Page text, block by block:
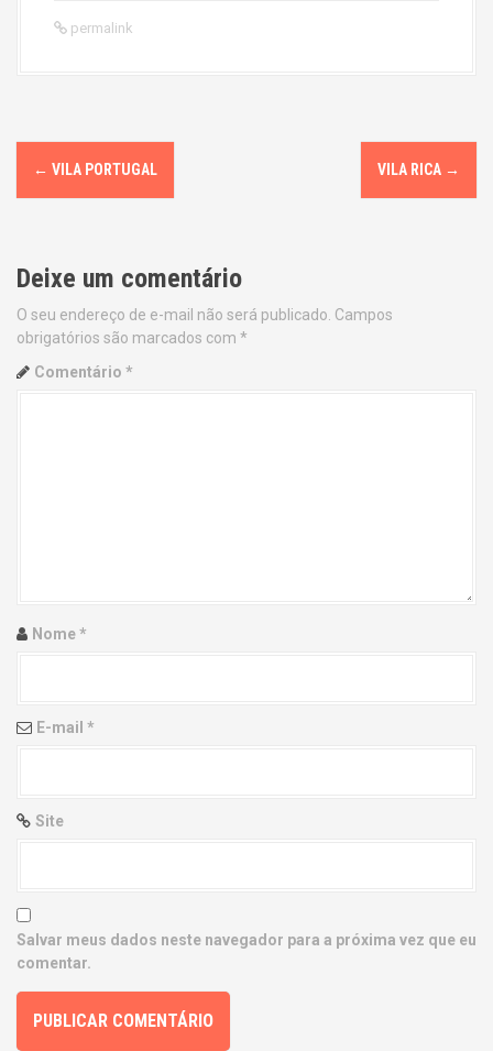
permalink
P
o
t
n
a
i
n
← VILA PORTUGAL VILA RICA →
Deixe um comentário
O seu endereço de e-mail não será publicado. Campos
obrigatórios são marcados com *
Comentário *
Nome*
E-mail *
Site
Salvar meus dados neste navegador para a próxima vez que eu
comentar.